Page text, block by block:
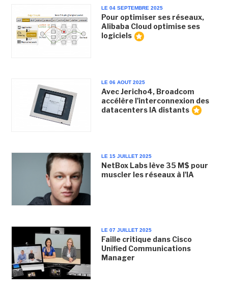
LE 04 SEPTEMBRE 2025
Pour optimiser ses réseaux,
Alibaba Cloud optimise ses
logiciels
LE 06 AOUT 2025
Avec Jericho4, Broadcom
accélère l'interconnexion des
datacenters IA distants
LE 15 JUILLET 2025
NetBox Labs lève 35 M$ pour
muscler les réseaux à l'IA
LE 07 JUILLET 2025
Faille critique dans Cisco
Unified Communications
Manager